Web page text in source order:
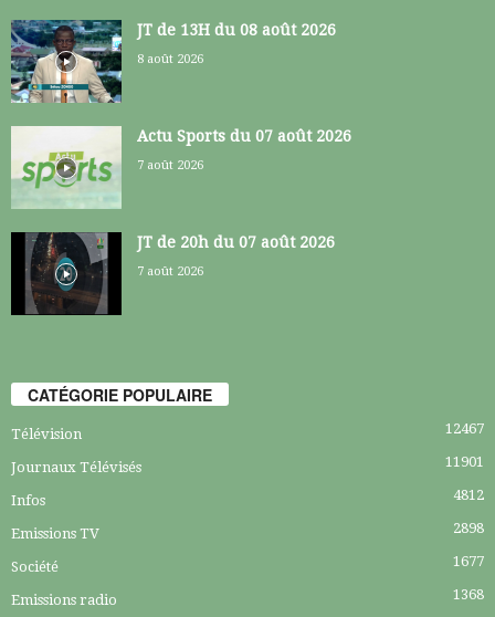
JT de 13H du 08 août 2026
8 août 2026
Actu Sports du 07 août 2026
7 août 2026
JT de 20h du 07 août 2026
7 août 2026
CATÉGORIE POPULAIRE
Télévision 12467
Journaux Télévisés 11901
Infos 4812
Emissions TV 2898
Société 1677
Emissions radio 1368